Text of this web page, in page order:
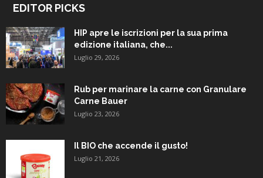
EDITOR PICKS
HIP apre le iscrizioni per la sua prima
edizione italiana, che...
Luglio 29, 2026
Rub per marinare la carne con Granulare
Carne Bauer
Luglio 23, 2026
Il BIO che accende il gusto!
Luglio 21, 2026